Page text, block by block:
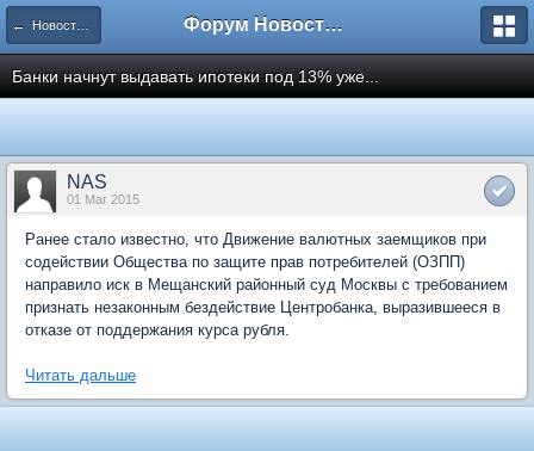
← Новости рынка недвижимости Форум Новостройки
Банки начнут выдавать ипотеки под 13% уже...
NAS
01 Mar 2015
Ранее стало известно, что Движение валютных заемщиков при
содействии Общества по защите прав потребителей (ОЗПП)
направило иск в Мещанский районный суд Москвы с требованием
признать незаконным бездействие Центробанка, выразившееся в
отказе от поддержания курса рубля.
Читать дальше